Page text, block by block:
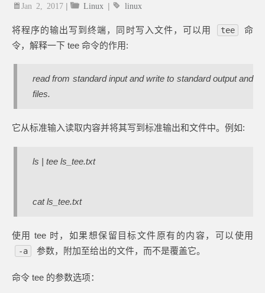
Jan 2, 2017 | Linux | linux
将程序的输出写到终端，同时写入文件，可以用 tee
命
令，解释一下 tee 命令的作用:
read from standard input and write to standard output and
files.
它从标准输入读取内容并将其写到标准输出和文件中。例如:
ls | tee ls_tee.txt
cat ls_tee.txt
使用 tee 时，如果想保留目标文件原有的内容，可以使用
-a 参数，附加至给出的文件，而不是覆盖它。
命令 tee 的参数选项：